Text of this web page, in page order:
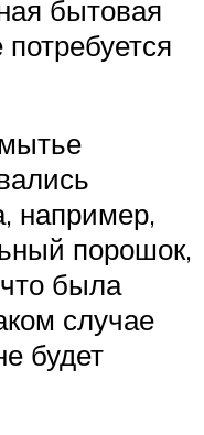
бытовая
например,
порошок,
была
случае
будет